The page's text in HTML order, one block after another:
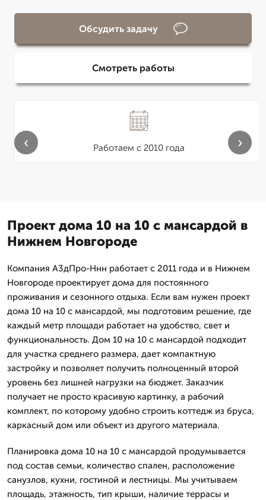
Обсудить задачу
Смотреть работы
Работаем с 2010 года
‹ ›
Проект дома 10 на 10 с мансардой в
Нижнем Новгороде
Компания А3дПро-Ннн работает с 2011 года и в Нижнем
Новгороде проектирует дома для постоянного
проживания и сезонного отдыха. Если вам нужен проект
дома 10 на 10 с мансардой, мы подготовим решение, где
каждый метр площади работает на удобство, свет и
функциональность. Дом 10 на 10 с мансардой подходит
для участка среднего размера, дает компактную
застройку и позволяет получить полноценный второй
уровень без лишней нагрузки на бюджет. Заказчик
получает не просто красивую картинку, а рабочий
комплект, по которому удобно строить коттедж из бруса,
каркасный дом или объект из другого материала.
Планировка дома 10 на 10 с мансардой продумывается
под состав семьи, количество спален, расположение
санузлов, кухни, гостиной и лестницы. Мы учитываем
площадь, этажность, тип крыши, наличие террасы и